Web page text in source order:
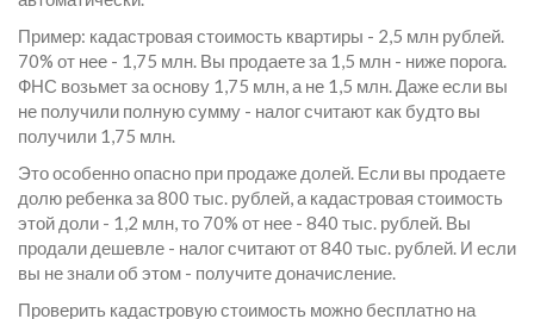
Пример: кадастровая стоимость квартиры - 2,5 млн рублей.
70% от нее - 1,75 млн. Вы продаете за 1,5 млн - ниже порога.
ФНС возьмет за основу 1,75 млн, а не 1,5 млн. Даже если вы
не получили полную сумму - налог считают как будто вы
получили 1,75 млн.
Это особенно опасно при продаже долей. Если вы продаете
долю ребенка за 800 тыс. рублей, а кадастровая стоимость
этой доли - 1,2 млн, то 70% от нее - 840 тыс. рублей. Вы
продали дешевле - налог считают от 840 тыс. рублей. И если
вы не знали об этом - получите доначисление.
Проверить кадастровую стоимость можно бесплатно на